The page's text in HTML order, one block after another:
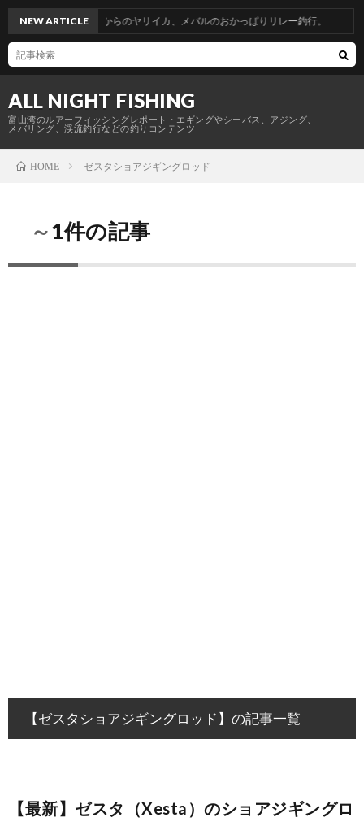
ALL NIGHT FISHING
富山湾のルアーフィッシングレポート・エギングやシーバス、アジング、
メバリング、渓流釣行などの釣りコンテンツ
NEW ARTICLE
帰省釣行。青物からのヤリイカ、メバルのおかっぱりリレー釣行。
HOME ゼスタショアジギングロッド
～1件の記事
【ゼスタショアジギングロッド】の記事一覧
【最新】ゼスタ（Xesta）のショアジギングロ